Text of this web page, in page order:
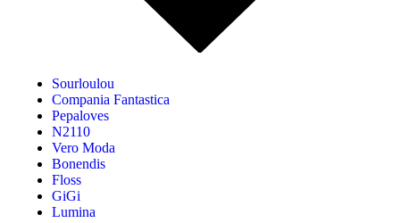
Sourloulou
Compania Fantastica
Pepaloves
N2110
Vero Moda
Bonendis
Floss
GiGi
Lumina